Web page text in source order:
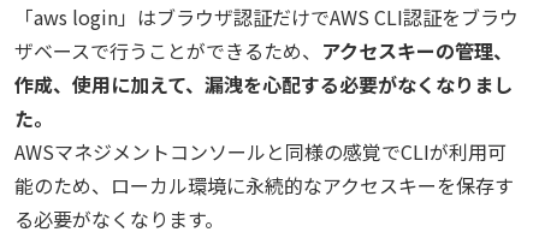
「aws login」はブラウザ認証だけでAWS CLI認証をブラウ
ザベースで行うことができるため、 アクセスキーの管理、
作成、使用に加えて、漏洩を心配する必要がなくなりまし
た。
AWSマネジメントコンソールと同様の感覚でCLIが利用可
能のため、 ローカル環境に永続的なアクセスキーを保存す
る必要がなくなります。